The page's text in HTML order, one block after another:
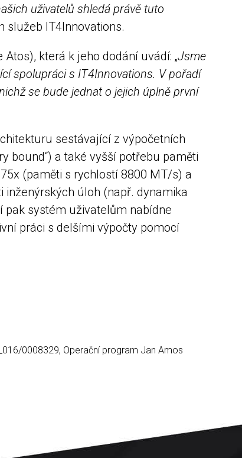
uživatelů shledá právě tuto
služeb IT4Innovations.
která k jeho dodání uvádí: „Jsme
spolupráci s IT4Innovations. V pořadí
se bude jednat o jejich úplně první
sestávající z výpočetních
bound“) a také vyšší potřebu paměti
(paměti s rychlostí 8800 MT/s) a
úloh (např. dynamika
pak systém uživatelům nabídne
práci s delšími výpočty pomocí
0008329, Operační program Jan Amos